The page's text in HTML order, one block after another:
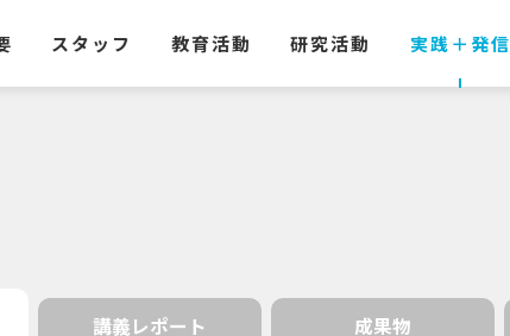
スタッフ 教育活動 研究活動 実践＋発信
講義レポート 成果物